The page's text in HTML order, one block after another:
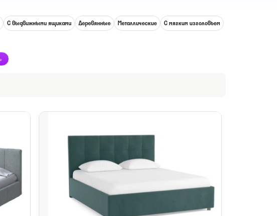
С выдвижными ящиками Деревянные Металлические С мягким изголовьем